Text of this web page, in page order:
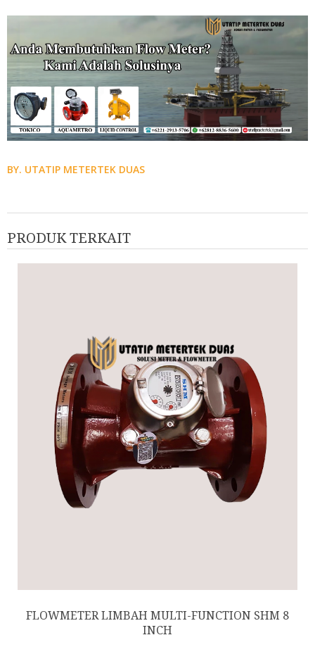
BY. UTATIP METERTEK DUAS
PRODUK TERKAIT
FLOWMETER LIMBAH MULTI-FUNCTION SHM 8
INCH